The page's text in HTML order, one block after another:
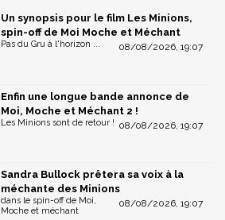
Un synopsis pour le film Les Minions,
spin-off de Moi Moche et Méchant
08/08/2026, 19:07
Pas du Gru à l'horizon ...
Enfin une longue bande annonce de
Moi, Moche et Méchant 2 !
08/08/2026, 19:07
Les Minions sont de retour !
Sandra Bullock prêtera sa voix à la
méchante des Minions
08/08/2026, 19:07
dans le spin-off de Moi,
Moche et méchant